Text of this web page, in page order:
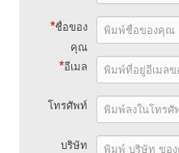
*ชื่อของ
คุณ
*อีเมล
โทรศัพท์
บริษัท